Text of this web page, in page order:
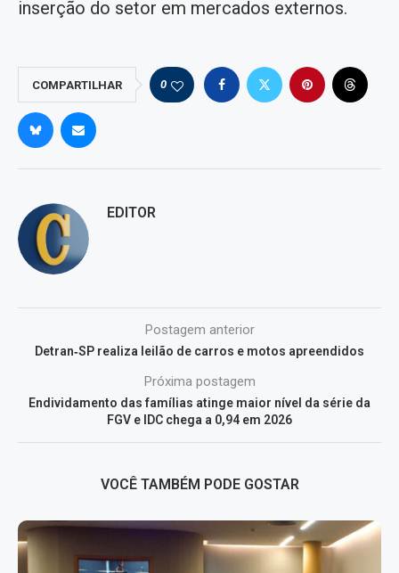
inserção do setor em mercados externos.
COMPARTILHAR 0
EDITOR
Postagem anterior
Detran‑SP realiza leilão de carros e motos apreendidos
Próxima postagem
Endividamento das famílias atinge maior nível da série da
FGV e IDC chega a 0,94 em 2026
VOCÊ TAMBÉM PODE GOSTAR